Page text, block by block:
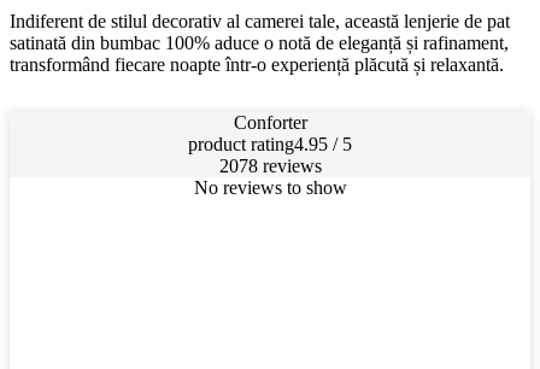
Indiferent de stilul decorativ al camerei tale, această lenjerie de pat
satinată din bumbac 100% aduce o notă de eleganță și rafinament,
transformând fiecare noapte într-o experiență plăcută și relaxantă.
Conforter
product rating4.95 / 5
2078 reviews
No reviews to show